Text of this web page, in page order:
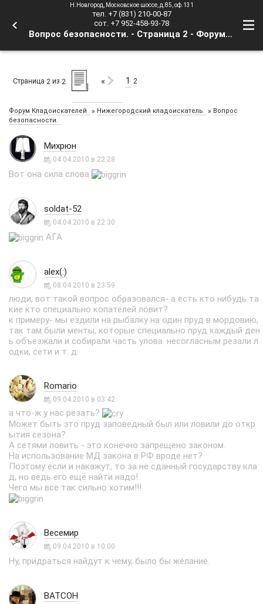
Н.Новгород, Московское шоссе, д.85, оф.131
тел. +7 (831) 210-00-87
сот. +7 952-458-93-78
Вопрос безопасности. - Страница 2 - Форум Кладоискателей
Страница 2 из 2 « 1 2
Форум Кладоискателей » Нижегородский кладоискатель » Вопрос
безопасности.
Михрюн
04.04.2010 в 22:28
Вот она сила слова
soldat-52
04.04.2010 в 22:30
АГА
alex(:)
08.04.2010 в 23:59
люди, вот такой вопрос образовался- а есть кто нибудь та
кие кто специально копателей ловит?
к примеру- мы ездили на рыбалку на один пруд в мордовию,
так там были менты, которые специально пруд каждый ден
ь объезжали и собирали часть улова. несогласным резали л
одки, сети и т. д.
Romario
09.04.2010 в 03:42
а что-ж у нас резать?
Может быть это пруд заповедный был или ловили до откр
ытия сезона?
А сетями ловить - это конечно запрещено законом.
На использование МД закона в РФ вроде нет?
Поэтому если и накажут, то за не сданный государству кла
д, но ведь его ещё найти надо!
Чего мы все так сильно хотим!!!
Весемир
09.04.2010 в 10:00
Ну, придраться найдут к чему, было бы желание.
ВАТСОН